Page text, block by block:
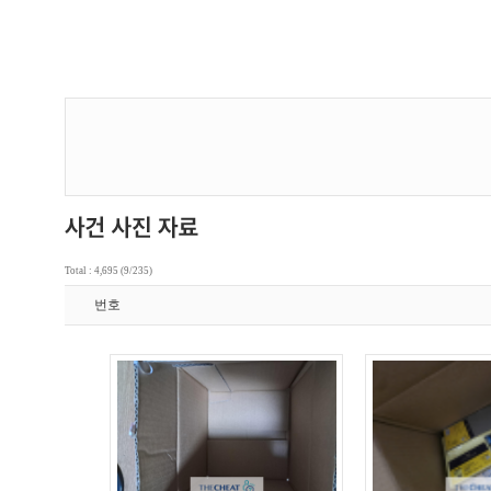
Total : 4,695 (9/235)
번호